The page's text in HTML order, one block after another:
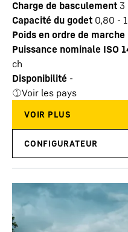
Charge de basculement 3
Capacité du godet 0,80 -
Poids en ordre de marche
Puissance nominale ISO
ch
Disponibilité -
Voir les pays